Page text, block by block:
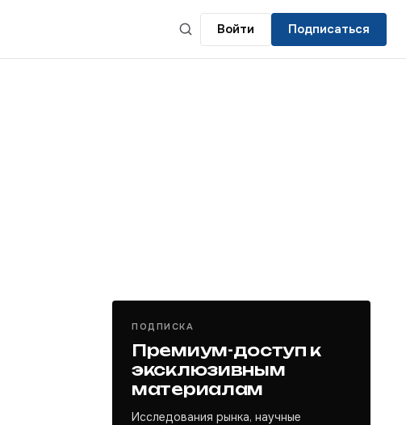
Войти Подписаться
ПОДПИСКА
Премиум-доступ к
эксклюзивным
материалам
Исследования рынка, научные